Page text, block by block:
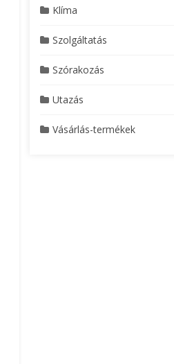
Klíma
Szolgáltatás
Szórakozás
Utazás
Vásárlás-termékek